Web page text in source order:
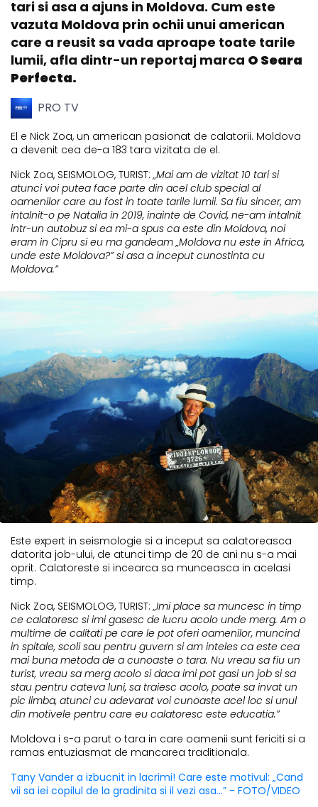
tari si asa a ajuns in Moldova. Cum este
vazuta Moldova prin ochii unui american
care a reusit sa vada aproape toate tarile
lumii, afla dintr-un reportaj marca O Seara
Perfecta.
PRO TV
El e Nick Zoa, un american pasionat de calatorii. Moldova
a devenit cea de-a 183 tara vizitata de el.
Nick Zoa, SEISMOLOG, TURIST: „Mai am de vizitat 10 tari si
atunci voi putea face parte din acel club special al
oamenilor care au fost in toate tarile lumii. Sa fiu sincer, am
intalnit-o pe Natalia in 2019, inainte de Covid, ne-am intalnit
intr-un autobuz si ea mi-a spus ca este din Moldova, noi
eram in Cipru si eu ma gandeam „Moldova nu este in Africa,
unde este Moldova?” si asa a inceput cunostinta cu
Moldova.”
Este expert in seismologie si a inceput sa calatoreasca
datorita job-ului, de atunci timp de 20 de ani nu s-a mai
oprit. Calatoreste si incearca sa munceasca in acelasi
timp.
Nick Zoa, SEISMOLOG, TURIST: „Imi place sa muncesc in timp
ce calatoresc si imi gasesc de lucru acolo unde merg. Am o
multime de calitati pe care le pot oferi oamenilor, muncind
in spitale, scoli sau pentru guvern si am inteles ca este cea
mai buna metoda de a cunoaste o tara. Nu vreau sa fiu un
turist, vreau sa merg acolo si daca imi pot gasi un job si sa
stau pentru cateva luni, sa traiesc acolo, poate sa invat un
pic limba, atunci cu adevarat voi cunoaste acel loc si unul
din motivele pentru care eu calatoresc este educatia.”
Moldova i s-a parut o tara in care oamenii sunt fericiti si a
ramas entuziasmat de mancarea traditionala.
Tany Vander a izbucnit in lacrimi! Care este motivul: „Cand
vii sa iei copilul de la gradinita si il vezi asa...” - FOTO/VIDEO